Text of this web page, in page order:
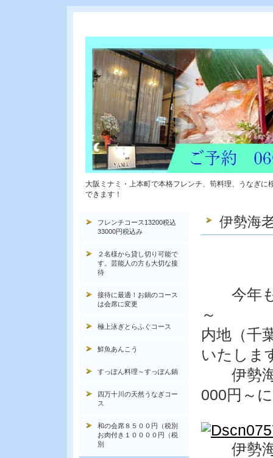
大阪ミナミ・上本町で本格フレンチ、筍料理、うなぎ
できます！
伊勢海
今年も
～ 毎
内地（千
いたしま
伊勢海
000円～
伊勢海
フレンチコース13200税込
33000円税込み
２名様から貸し切り可能で
す。芸能人の方も大切な接
待
接待に最適！お鍋のコース
は会席に変更
極上泳ぎとらふぐコース
鮮魚あんこう
すっぽん料理～すっぽん鍋
四万十川の天然うなぎコー
ス
和の会席８５００円（税別
お肉付き１００００円（税
別